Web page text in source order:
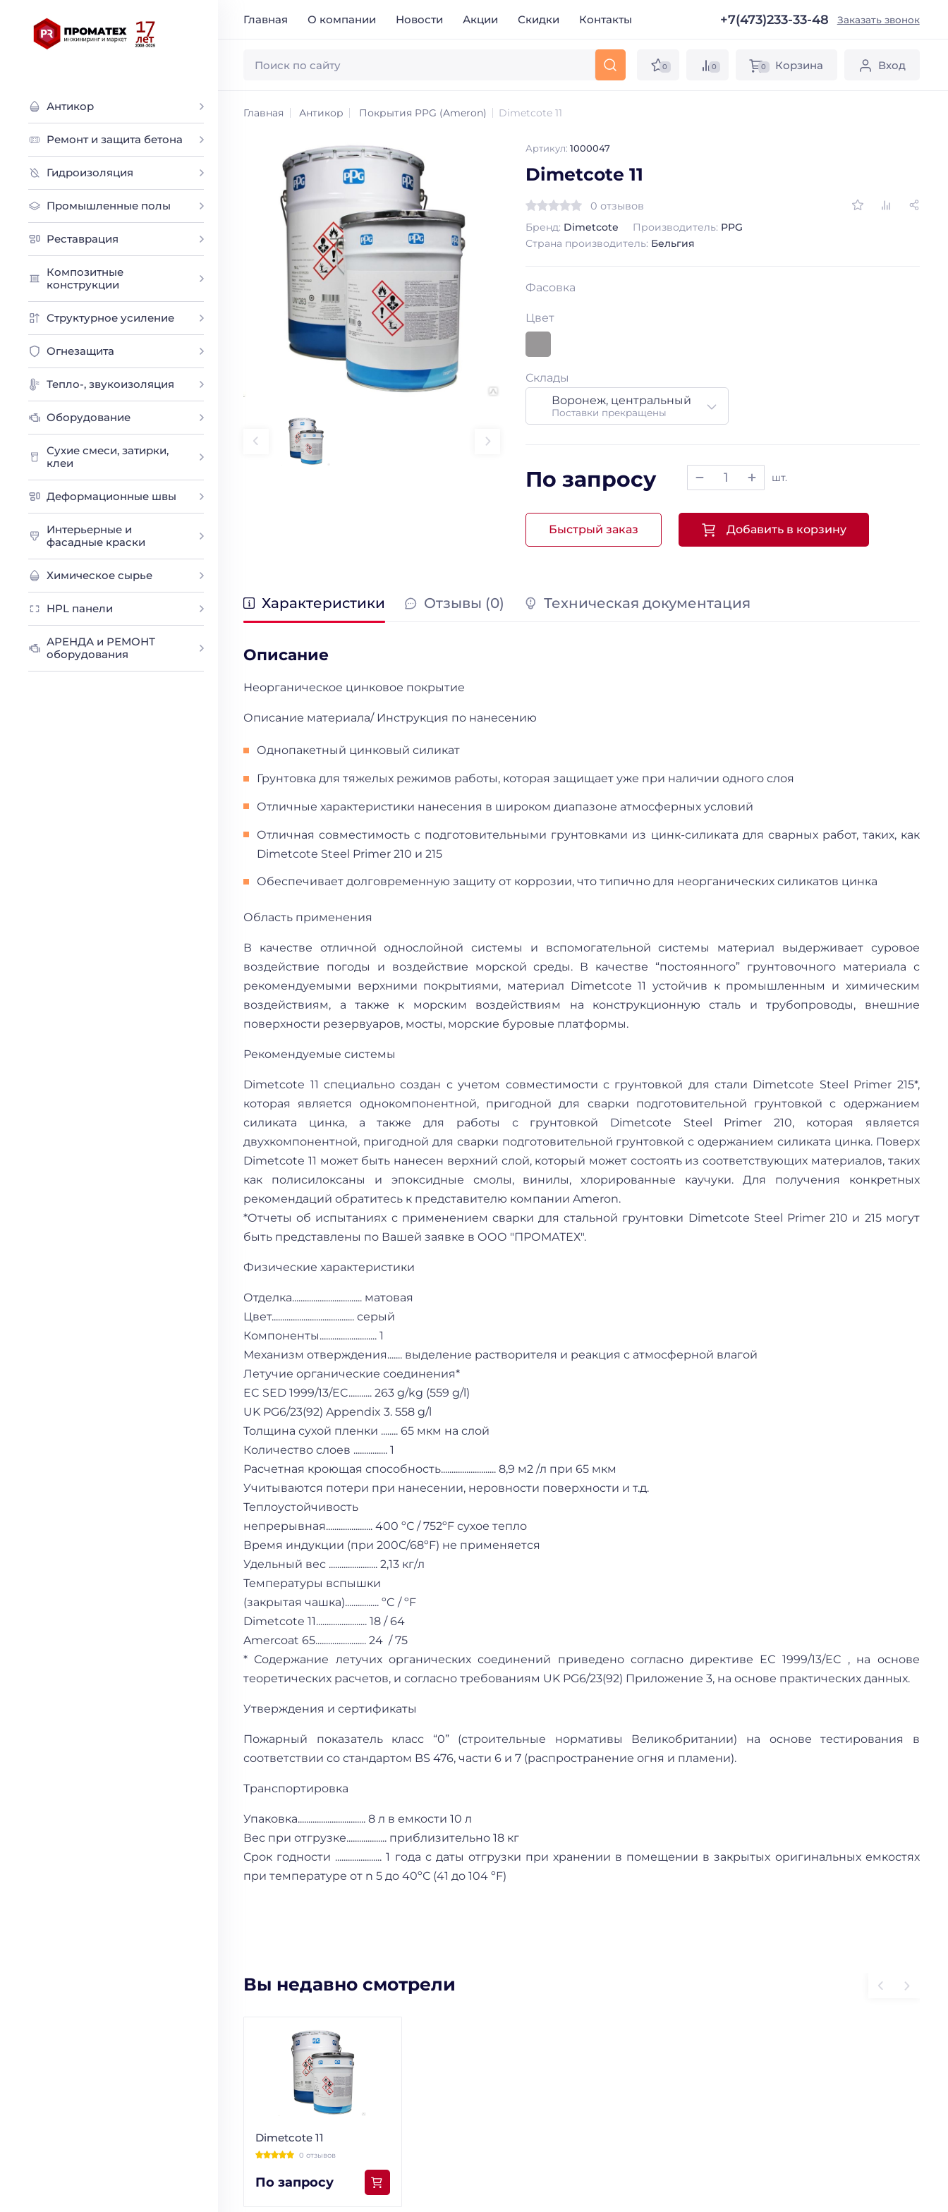
Главная О компании Новости Акции Скидки Контакты +7(473)233-33-48 Заказать звонок
0 0 0 Корзина Вход
Главная Антикор Покрытия PPG (Ameron) Dimetcote 11
Dimetcote 11
0 отзывов
Бренд: Dimetcote Производитель: PPG
Страна производитель: Бельгия
Фасовка
Цвет
Склады
Воронеж, центральный
Поставки прекращены
Артикул:1000047
По запросу шт.
Быстрый заказ Добавить в корзину
Характеристики Отзывы (0) Техническая документация
Описание
Неорганическое цинковое покрытие
Описание материала/ Инструкция по нанесению
Однопакетный цинковый силикат
Грунтовка для тяжелых режимов работы, которая защищает уже при наличии одного слоя
Отличные характеристики нанесения в широком диапазоне атмосферных условий
Отличная совместимость с подготовительными грунтовками из цинк-силиката для сварных работ, таких, как
Dimetcote Steel Primer 210 и 215
Обеспечивает долговременную защиту от коррозии, что типично для неорганических силикатов цинка
Область применения
В качестве отличной однослойной системы и вспомогательной системы материал выдерживает суровое
воздействие погоды и воздействие морской среды. В качестве “постоянного” грунтовочного материала с
рекомендуемыми верхними покрытиями, материал Dimetcote 11 устойчив к промышленным и химическим
воздействиям, а также к морским воздействиям на конструкционную сталь и трубопроводы, внешние
поверхности резервуаров, мосты, морские буровые платформы.
Рекомендуемые системы
Dimetcote 11 специально создан с учетом совместимости с грунтовкой для стали Dimetcote Steel Primer 215*,
которая является однокомпонентной, пригодной для сварки подготовительной грунтовкой с одержанием
силиката цинка, а также для работы с грунтовкой Dimetcote Steel Primer 210, которая является
двухкомпонентной, пригодной для сварки подготовительной грунтовкой с одержанием силиката цинка. Поверх
Dimetcote 11 может быть нанесен верхний слой, который может состоять из соответствующих материалов, таких
как полисилоксаны и эпоксидные смолы, винилы, хлорированные каучуки. Для получения конкретных
рекомендаций обратитесь к представителю компании Ameron.
*Отчеты об испытаниях с применением сварки для стальной грунтовки Dimetcote Steel Primer 210 и 215 могут
быть представлены по Вашей заявке в ООО "ПРОМАТЕХ".
Физические характеристики
Отделка................................. матовая
Цвет....................................... серый
Компоненты........................... 1
Механизм отверждения....... выделение растворителя и реакция с атмосферной влагой
Летучие органические соединения*
EC SED 1999/13/EC........... 263 g/kg (559 g/l)
UK PG6/23(92) Appendix 3. 558 g/l
Толщина сухой пленки ........ 65 мкм на слой
Количество слоев ................ 1
Расчетная кроющая способность.......................... 8,9 м2 /л при 65 мкм
Учитываются потери при нанесении, неровности поверхности и т.д.
Теплоустойчивость
непрерывная...................... 400 ºС / 752ºF сухое тепло
Время индукции (при 200С/68ºF) не применяется
Удельный вес ....................... 2,13 кг/л
Температуры вспышки
(закрытая чашка)................ ºC / ºF
Dimetcote 11........................ 18 / 64
Amercoat 65........................ 24 / 75
* Содержание летучих органических соединений приведено согласно директиве ЕС 1999/13/EC , на основе
теоретических расчетов, и согласно требованиям UK PG6/23(92) Приложение 3, на основе практических данных.
Утверждения и сертификаты
Пожарный показатель класс “0” (строительные нормативы Великобритании) на основе тестирования в
соответствии со стандартом BS 476, части 6 и 7 (распространение огня и пламени).
Транспортировка
Упаковка................................ 8 л в емкости 10 л
Вес при отгрузке................... приблизительно 18 кг
Срок годности ...................... 1 года с даты отгрузки при хранении в помещении в закрытых оригинальных емкостях
при температуре от n 5 до 40ºС (41 до 104 ºF)
Вы недавно смотрели
Dimetcote 11
0 отзывов
По запросу
Антикор
Ремонт и защита бетона
Гидроизоляция
Промышленные полы
Реставрация
Композитные
конструкции
Структурное усиление
Огнезащита
Тепло-, звукоизоляция
Оборудование
Сухие смеси, затирки,
клеи
Деформационные швы
Интерьерные и
фасадные краски
Химическое сырье
HPL панели
АРЕНДА и РЕМОНТ
оборудования